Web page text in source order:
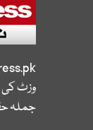
وزٹ کی
جملہ